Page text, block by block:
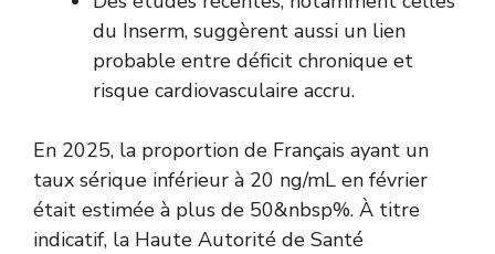
du Inserm, suggèrent aussi un lien
probable entre déficit chronique et
risque cardiovasculaire accru.
En 2025, la proportion de Français ayant un
taux sérique inférieur à 20 ng/mL en février
était estimée à plus de 50&nbsp%. À titre
indicatif, la Haute Autorité de Santé